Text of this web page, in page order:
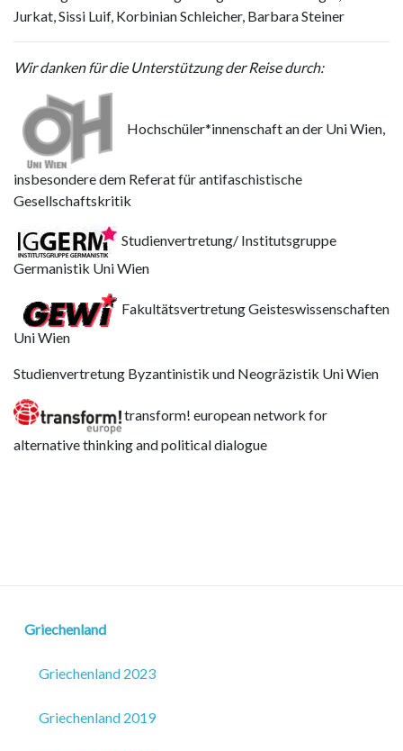
Griechenland
Griechenland 2023
Griechenland 2019
Jurkat, Sissi Luif, Korbinian Schleicher, Barbara Steiner
Wir danken für die Unterstützung der Reise durch:
Hochschüler*innenschaft an der Uni Wien,
insbesondere dem Referat für antifaschistische
Gesellschaftskritik
Studienvertretung/ Institutsgruppe
Germanistik Uni Wien
Fakultätsvertretung Geisteswissenschaften
Uni Wien
Studienvertretung Byzantinistik und Neogräzistik Uni Wien
transform! european network for
alternative thinking and political dialogue